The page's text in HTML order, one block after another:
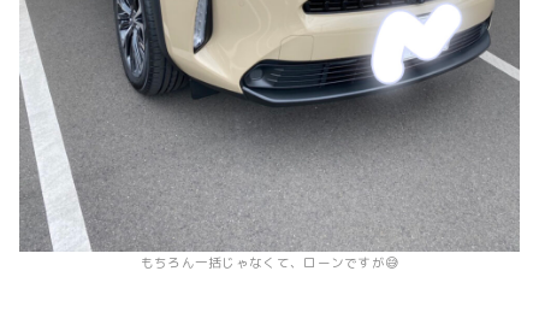
もちろん一括じゃなくて、ローンですが😅